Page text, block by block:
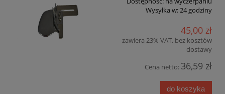
Wysyłka w:24 godziny
45,00 zł
zawiera 23% VAT, bez kosztów
dostawy
Cena netto: 36,59 zł
do koszyka